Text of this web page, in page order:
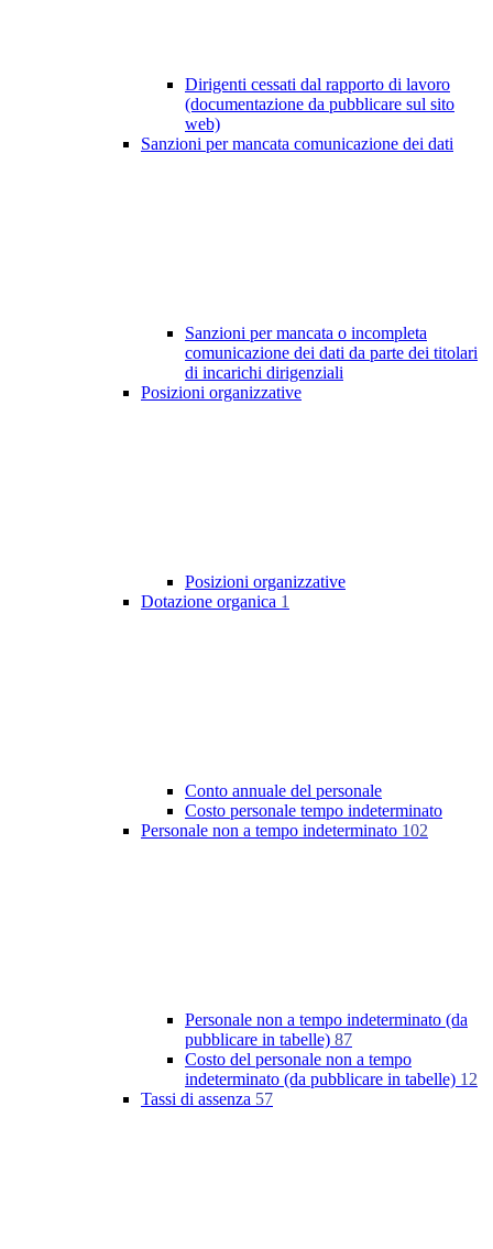
Dirigenti cessati dal rapporto di lavoro
(documentazione da pubblicare sul sito
web)
Sanzioni per mancata comunicazione dei dati
Sanzioni per mancata o incompleta
comunicazione dei dati da parte dei titolari
di incarichi dirigenziali
Posizioni organizzative
Posizioni organizzative
Dotazione organica 1
Conto annuale del personale
Costo personale tempo indeterminato
Personale non a tempo indeterminato 102
Personale non a tempo indeterminato (da
pubblicare in tabelle) 87
Costo del personale non a tempo
indeterminato (da pubblicare in tabelle) 12
Tassi di assenza 57